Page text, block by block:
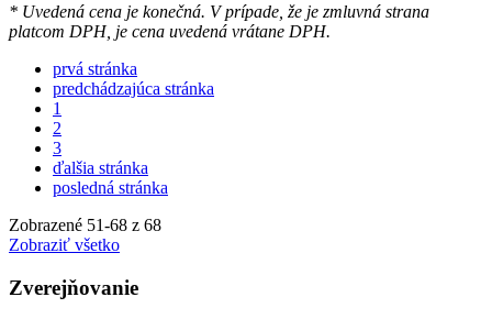
* Uvedená cena je konečná. V prípade, že je zmluvná strana
platcom DPH, je cena uvedená vrátane DPH.
prvá stránka
predchádzajúca stránka
1
2
3
ďalšia stránka
posledná stránka
Zobrazené 51-68 z 68
Zobraziť všetko
Zverejňovanie